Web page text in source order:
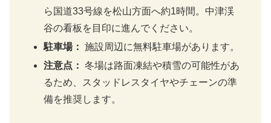
ら国道33号線を松山方面へ約1時間。中津渓
谷の看板を目印に進んでください。
駐車場： 施設周辺に無料駐車場があります。
注意点： 冬場は路面凍結や積雪の可能性があ
るため、スタッドレスタイヤやチェーンの準
備を推奨します。